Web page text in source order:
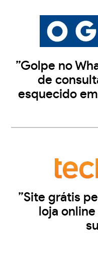
”Golpe no
de
esquecido
”Site grátis
loja